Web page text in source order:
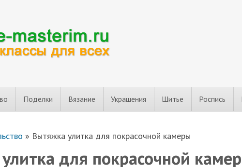
Поделки Вязание Украшения Шитье Роспись
» Вытяжка улитка для покрасочной камеры
для покрасочной